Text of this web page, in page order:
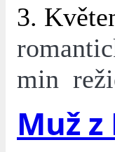
3.
min
Muž